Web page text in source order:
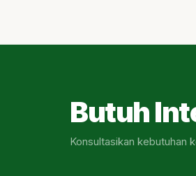
Butuh
Konsultasikan kebutuhan